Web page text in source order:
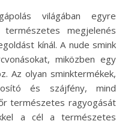
megjelenés
kínál. A nude smink
miközben egy
Az olyan sminktermékek,
és szájfény, mind
természetes ragyogását
a cél a természetes